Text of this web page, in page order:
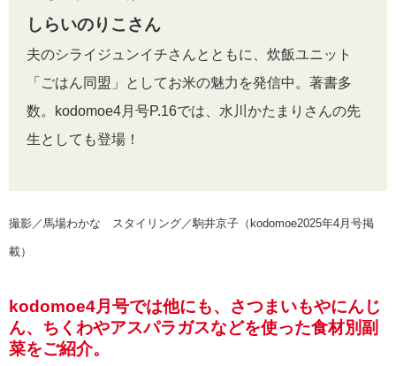
しらいのりこさん
夫のシライジュンイチさんとともに、炊飯ユニット
「ごはん同盟」としてお米の魅力を発信中。著書多
数。kodomoe4月号P.16では、水川かたまりさんの先
生としても登場！
撮影／馬場わかな スタイリング／駒井京子（kodomoe2025年4月号掲
載）
kodomoe4月号では他にも、さつまいもやにんじ
ん、ちくわやアスパラガスなどを使った食材別副
菜をご紹介。